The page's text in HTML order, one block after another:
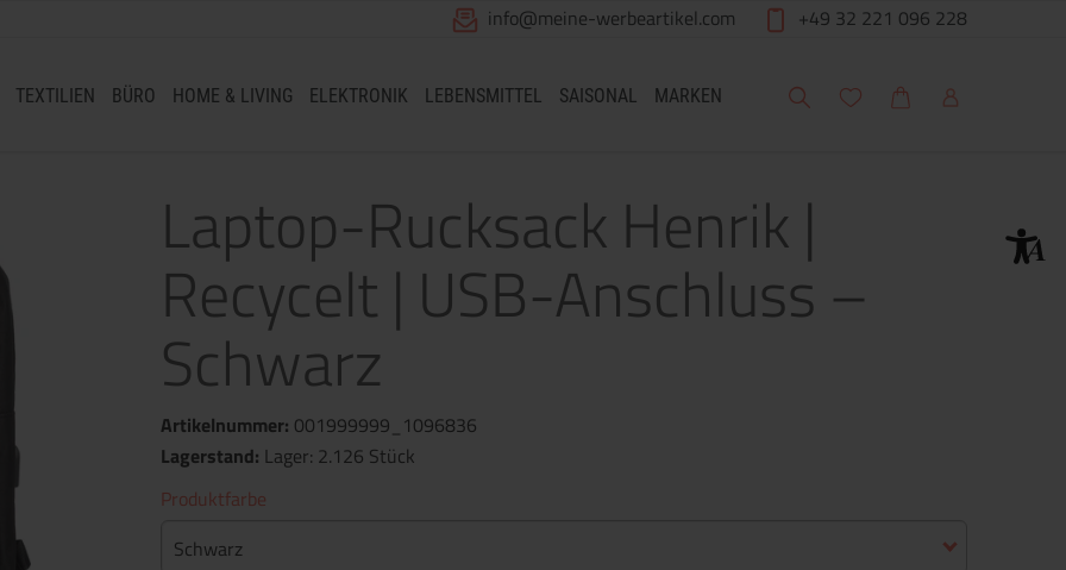
info@meine-werbeartikel.com +49 32 221 096 228
TEXTILIEN BÜRO HOME & LIVING ELEKTRONIK LEBENSMITTEL SAISONAL MARKEN Suche Meine Wunschliste
WarenkorbMein Account
Laptop-Rucksack Henrik |
Recycelt | USB-Anschluss –
Schwarz
Artikelnummer: 001999999_1096836
Lagerstand: Lager: 2.126 Stück
Produktfarbe
Schwarz